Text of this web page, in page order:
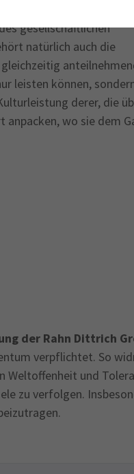
damit sie ihr
gesellschaftlichen
natürlich auch die
leisten können,
derer, die
wo sie dem
der Rahn Dittrich
verpflichtet. So
und
zu verfolgen.